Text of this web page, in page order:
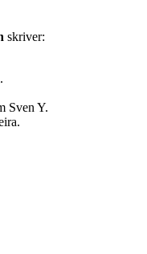
skriver:
Sven Y.